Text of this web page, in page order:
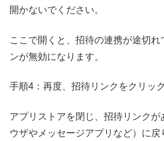
開かないでください。
ここで開くと、招待の連携が途切
ンが無効になります。
手順4：再度、招待リンクをクリッ
アプリストアを閉じ、招待リンクが
ウザやメッセージアプリなど）に戻